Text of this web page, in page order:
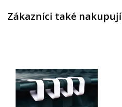
Zákazníci také nakupují